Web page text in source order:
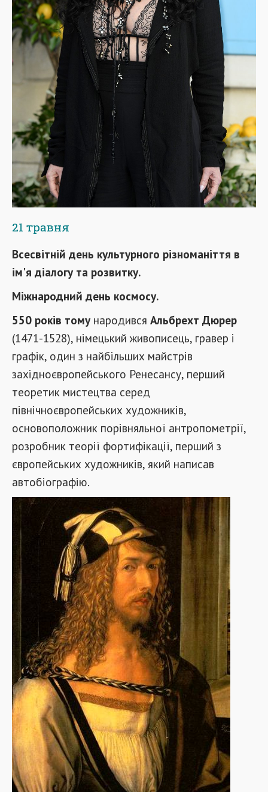
21 травня
Всесвітній день культурного різноманіття в
ім'я діалогу та розвитку.
Міжнародний день космосу.
550 років томународився Альбрехт Дюрер
(1471-1528), німецький живописець, гравер і
графік, один з найбільших майстрів
західноєвропейського Ренесансу, перший
теоретик мистецтва серед
північноєвропейських художників,
основоположник порівняльної антропометрії,
розробник теорії фортифікації, перший з
європейських художників, який написав
автобіографію.